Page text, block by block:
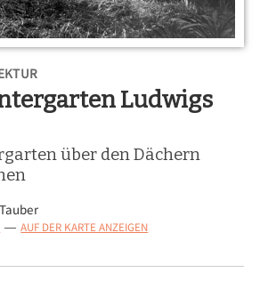
Ludwigs
über den Dächern
— AUF DER KARTE ANZEIGEN